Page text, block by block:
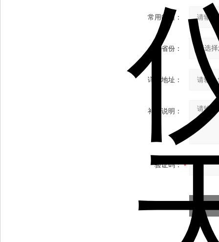
常用邮箱：
省份：
详细地址：
补充说明：
验证码：